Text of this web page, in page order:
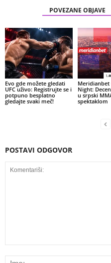
POVEZANE OBJAVE
Evo gde možete gledati
UFC uživo: Registrujte se i
potpuno besplatno
gledajte svaki meč!
Meridianbet
Night:
u srpski
spektaklom
POSTAVI ODGOVOR